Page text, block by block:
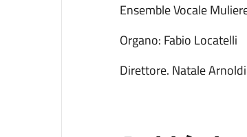
Ensemble Vocale
Organo: Fabio Locatelli
Direttore. Natale Arnoldi